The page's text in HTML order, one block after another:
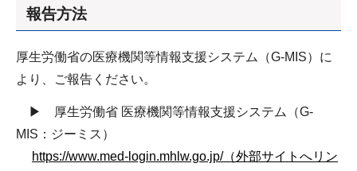
報告方法
厚生労働省の医療機関等情報支援システム（G-MIS）に
より、ご報告ください。
▶ 厚生労働省 医療機関等情報支援システム（G-
MIS：ジーミス）
https://www.med-login.mhlw.go.jp/（外部サイトへリン